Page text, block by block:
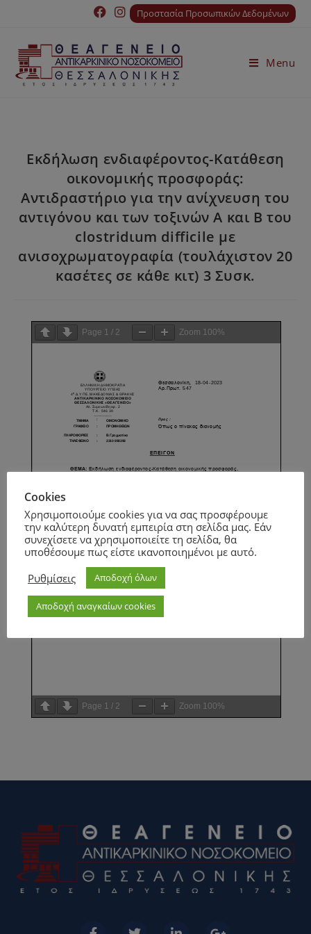
Προστασία Προσωπικών Δεδομένων
Menu
Εκδήλωση ενδιαφέροντος-Κατάθεση
οικονομικής προσφοράς:
Αντιδραστήριο για την ανίχνευση του
αντιγόνου και των τοξινών Α και Β του
clostridιum difficile με
ανισοχρωματογραφία (τουλάχιστον 20
κασέτες σε κάθε κιτ) 3 Συσκ.
Page 1 / 2 Zoom 100%
Page 1 / 2 Zoom 100%
Cookies
Χρησιμοποιούμε cookies για να σας προσφέρουμε
την καλύτερη δυνατή εμπειρία στη σελίδα μας. Εάν
συνεχίσετε να χρησιμοποιείτε τη σελίδα, θα
υποθέσουμε πως είστε ικανοποιημένοι με αυτό.
Ρυθμίσεις
Αποδοχή όλων
Αποδοχή αναγκαίων cookies